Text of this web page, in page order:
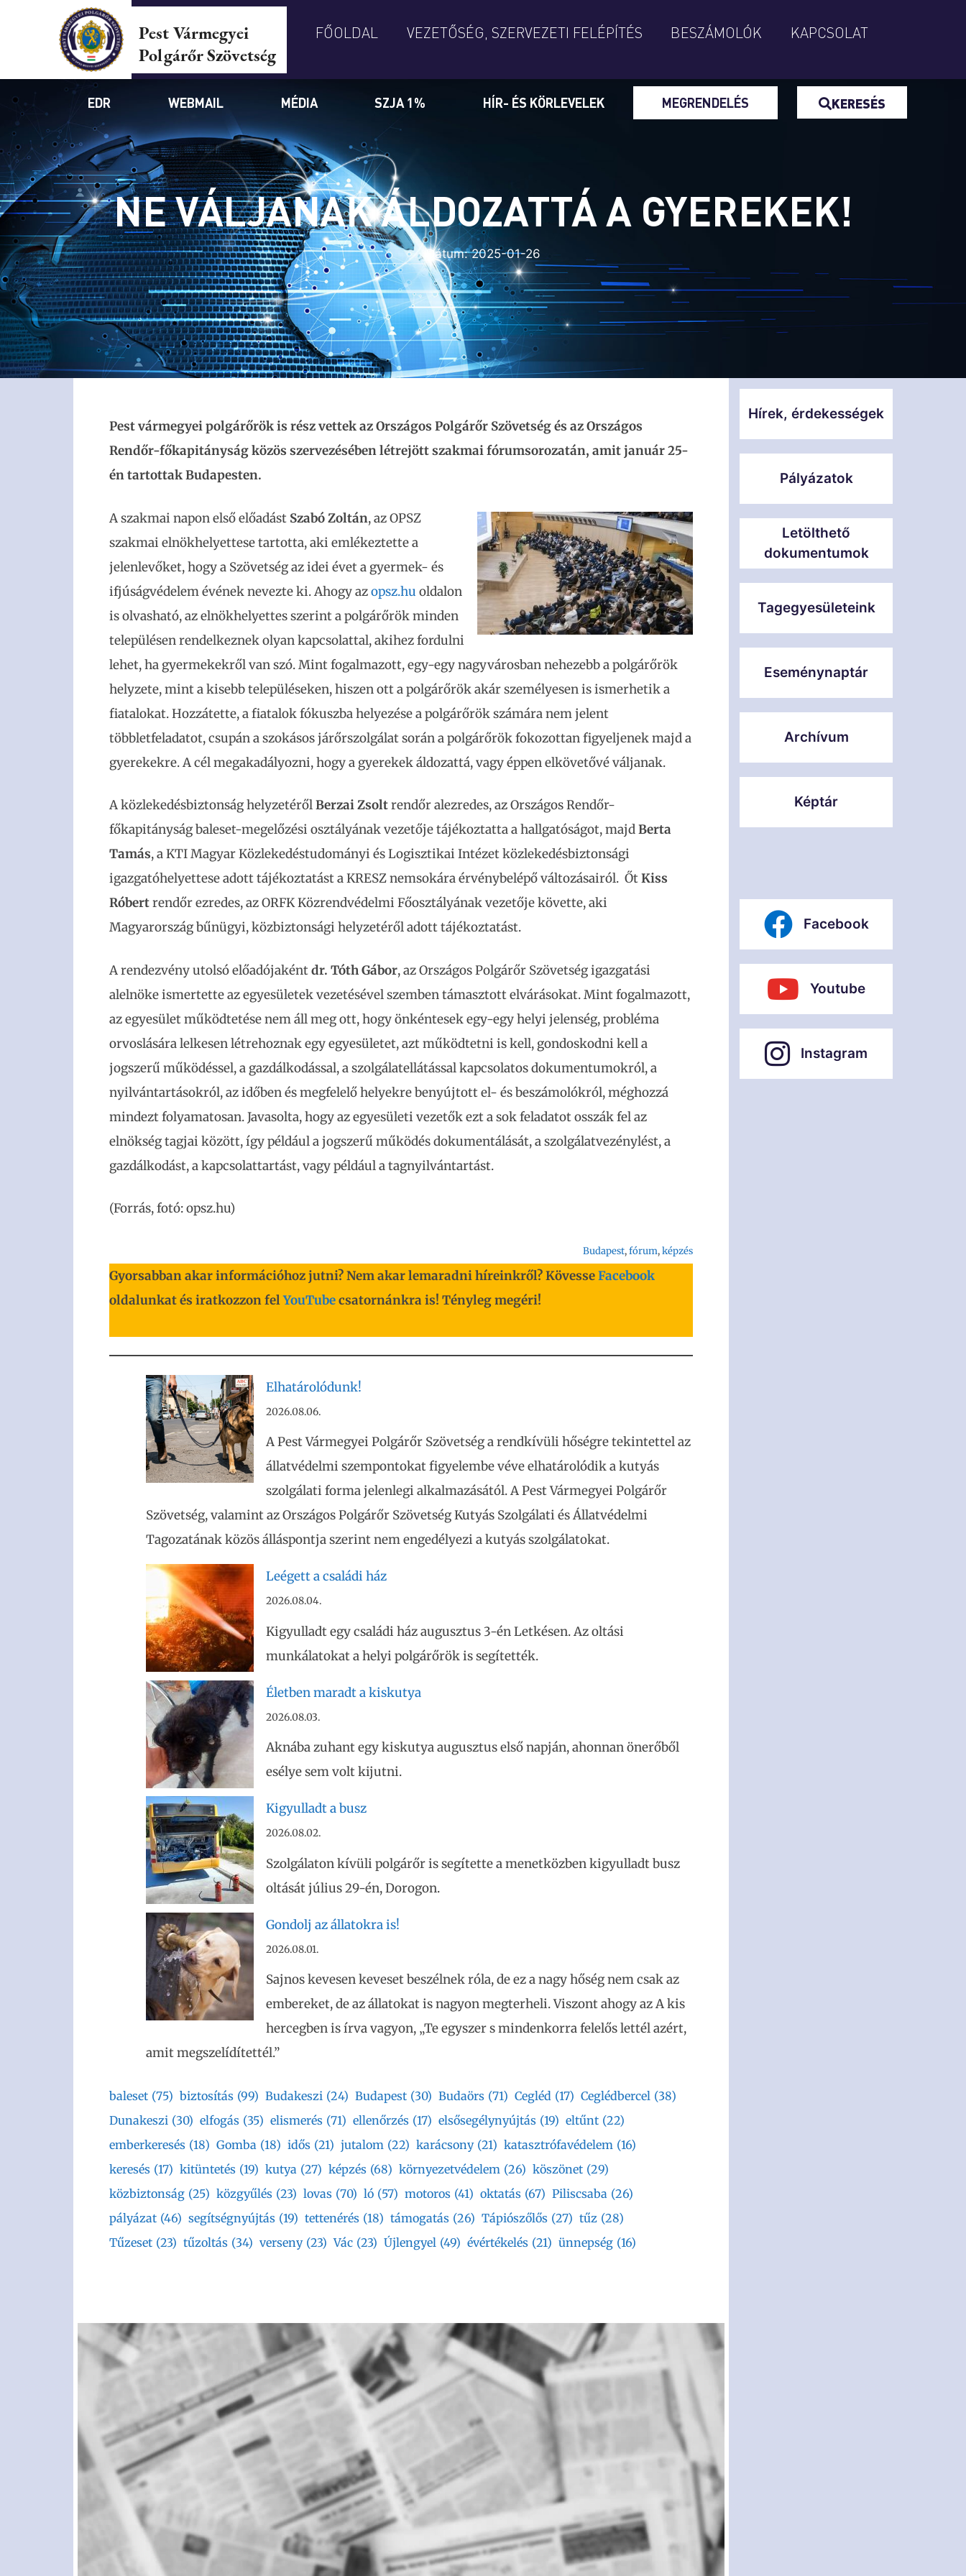
Pest Vármegyei
Polgárőr Szövetség
FŐOLDAL VEZETŐSÉG, SZERVEZETI FELÉPÍTÉS BESZÁMOLÓK KAPCSOLAT
EDR WEBMAIL MÉDIA SZJA 1% HÍR- ÉS KÖRLEVELEK MEGRENDELÉS KERESÉS
NE VÁLJANAK ÁLDOZATTÁ A GYEREKEK!
Dátum:2025-01-26
Pest vármegyei polgárőrök is rész vettek az Országos Polgárőr Szövetség és az Országos
Rendőr-főkapitányság közös szervezésében létrejött szakmai fórumsorozatán, amit január 25-
én tartottak Budapesten.
A szakmai napon első előadást Szabó Zoltán, az OPSZ
szakmai elnökhelyettese tartotta, aki emlékeztette a
jelenlevőket, hogy a Szövetség az idei évet a gyermek- és
ifjúságvédelem évének nevezte ki. Ahogy azopsz.hu oldalon
is olvasható, az elnökhelyettes szerint a polgárőrök minden
településen rendelkeznek olyan kapcsolattal, akihez fordulni
lehet, ha gyermekekről van szó. Mint fogalmazott, egy-egy nagyvárosban nehezebb a polgárőrök
helyzete, mint a kisebb településeken, hiszen ott a polgárőrök akár személyesen is ismerhetik a
fiatalokat. Hozzátette, a fiatalok fókuszba helyezése a polgárőrök számára nem jelent
többletfeladatot, csupán a szokásos járőrszolgálat során a polgárőrök fokozottan figyeljenek majd a
gyerekekre. A cél megakadályozni, hogy a gyerekek áldozattá, vagy éppen elkövetővé váljanak.
A közlekedésbiztonság helyzetérőlBerzai Zsoltrendőr alezredes, az Országos Rendőr-
főkapitányság baleset-megelőzési osztályának vezetője tájékoztatta a hallgatóságot, majdBerta
Tamás, a KTI Magyar Közlekedéstudományi és Logisztikai Intézet közlekedésbiztonsági
igazgatóhelyettese adott tájékoztatást a KRESZ nemsokára érvénybelépő változásairól. ŐtKiss
Róbertrendőr ezredes, az ORFK Közrendvédelmi Főosztályának vezetője követte, aki
Magyarország bűnügyi, közbiztonsági helyzetéről adott tájékoztatást.
A rendezvény utolsó előadójakéntdr. Tóth Gábor, az Országos Polgárőr Szövetség igazgatási
alelnöke ismertette az egyesületek vezetésével szemben támasztott elvárásokat. Mint fogalmazott,
az egyesület működtetése nem áll meg ott, hogy önkéntesek egy-egy helyi jelenség, probléma
orvoslására lelkesen létrehoznak egy egyesületet, azt működtetni is kell, gondoskodni kell a
jogszerű működéssel, a gazdálkodással, a szolgálatellátással kapcsolatos dokumentumokról, a
nyilvántartásokról, az időben és megfelelő helyekre benyújtott el- és beszámolókról, méghozzá
mindezt folyamatosan. Javasolta, hogy az egyesületi vezetők ezt a sok feladatot osszák fel az
elnökség tagjai között, így például a jogszerű működés dokumentálását, a szolgálatvezénylést, a
gazdálkodást, a kapcsolattartást, vagy például a tagnyilvántartást.
(Forrás, fotó: opsz.hu)
Budapest, fórum, képzés
Gyorsabban akar információhoz jutni? Nem akar lemaradni híreinkről? KövesseFacebook
oldalunkat és iratkozzon felYouTubecsatornánkra is! Tényleg megéri!
Elhatárolódunk!
2026.08.06.
A Pest Vármegyei Polgárőr Szövetség a rendkívüli hőségre tekintettel az
állatvédelmi szempontokat figyelembe véve elhatárolódik a kutyás
szolgálati forma jelenlegi alkalmazásától. A Pest Vármegyei Polgárőr
Szövetség, valamint az Országos Polgárőr Szövetség Kutyás Szolgálati és Állatvédelmi
Tagozatának közös álláspontja szerint nem engedélyezi a kutyás szolgálatokat.
Leégett a családi ház
2026.08.04.
Kigyulladt egy családi ház augusztus 3-én Letkésen. Az oltási
munkálatokat a helyi polgárőrök is segítették.
Életben maradt a kiskutya
2026.08.03.
Aknába zuhant egy kiskutya augusztus első napján, ahonnan önerőből
esélye sem volt kijutni.
Kigyulladt a busz
2026.08.02.
Szolgálaton kívüli polgárőr is segítette a menetközben kigyulladt busz
oltását július 29-én, Dorogon.
Gondolj az állatokra is!
2026.08.01.
Sajnos kevesen keveset beszélnek róla, de ez a nagy hőség nem csak az
embereket, de az állatokat is nagyon megterheli. Viszont ahogy az A kis
hercegben is írva vagyon, „Te egyszer s mindenkorra felelős lettél azért,
amit megszelídítettél.”
baleset (75) biztosítás (99) Budakeszi (24) Budapest (30) Budaörs (71) Cegléd (17) Ceglédbercel (38)
Dunakeszi (30) elfogás (35) elismerés (71) ellenőrzés (17) elsősegélynyújtás (19) eltűnt (22)
emberkeresés (18) Gomba (18) idős (21) jutalom (22) karácsony (21) katasztrófavédelem (16)
keresés (17) kitüntetés (19) kutya (27) képzés (68) környezetvédelem (26) köszönet (29)
közbiztonság (25) közgyűlés (23) lovas (70) ló (57) motoros (41) oktatás (67) Piliscsaba (26)
pályázat (46) segítségnyújtás (19) tettenérés (18) támogatás (26) Tápiószőlős (27) tűz (28)
Tűzeset (23) tűzoltás (34) verseny (23) Vác (23) Újlengyel (49) évértékelés (21) ünnepség (16)
Hírek, érdekességek
Pályázatok
Letölthető
dokumentumok
Tagegyesületeink
Eseménynaptár
Archívum
Képtár
Facebook
Youtube
Instagram